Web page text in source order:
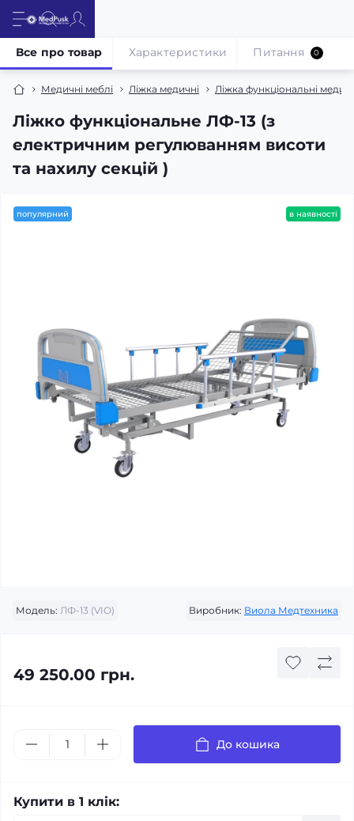
Медичні меблі Ліжка медичні Ліжка функціональні
Ліжко функціональне ЛФ-13 (з
електричним регулюванням висоти
та нахилу секцій )
Все про товар Характеристики Питання 0
популярний в наявності
Модель: ЛФ-13 (VIO) Виробник: Виола Медтехника
49 250.00 грн.
До кошика
Купити в 1 клік: